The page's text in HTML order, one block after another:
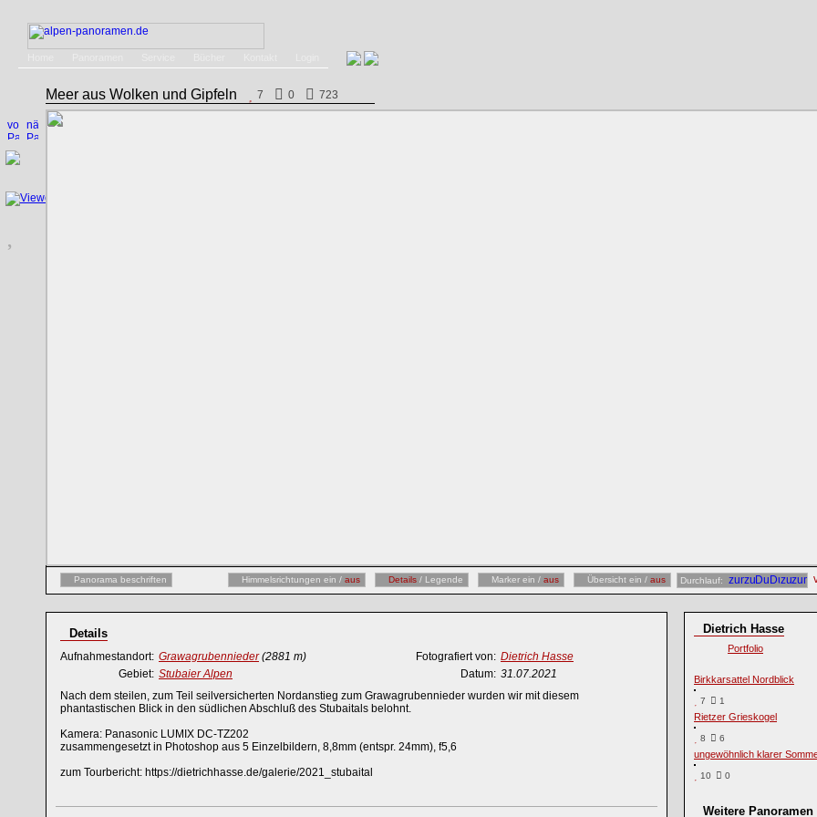
Meer aus Wolken und Gipfeln 7 0 723
Panorama beschriften Himmelsrichtungen ein / aus Details / Legende Marker ein / aus Übersicht ein / aus Durchlauf:
Details
Aufnahmestandort: Grawagrubennieder (2881 m) Fotografiert von: Dietrich Hasse
Gebiet: Stubaier Alpen Datum: 31.07.2021
Nach dem steilen, zum Teil seilversicherten Nordanstieg zum Grawagrubennieder wurden wir mit diesem
phantastischen Blick in den südlichen Abschluß des Stubaitals belohnt.
Kamera: Panasonic LUMIX DC-TZ202
zusammengesetzt in Photoshop aus 5 Einzelbildern, 8,8mm (entspr. 24mm), f5,6
zum Tourbericht: https://dietrichhasse.de/galerie/2021_stubaital
Dietrich Hasse
Portfolio
Birkkarsattel Nordblick
7 1
Rietzer Grieskogel
8 6
ungewöhnlich klarer
10 0
Weitere Panoramen